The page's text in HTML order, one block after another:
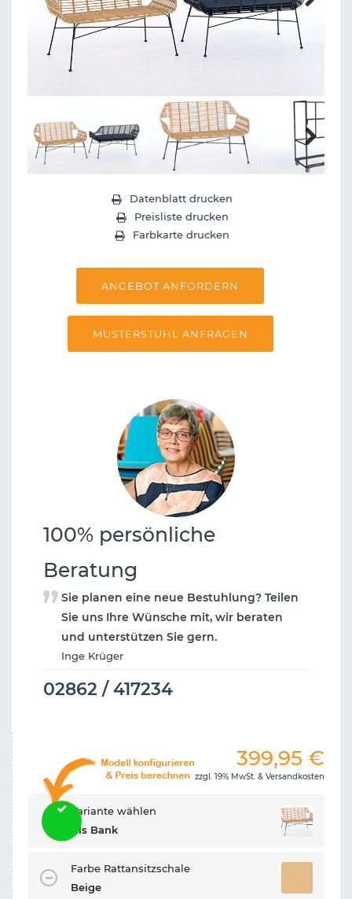
Next
Next
Datenblatt drucken
Preisliste drucken
Farbkarte drucken
ANGEBOT ANFORDERN
MUSTERSTUHL ANFRAGEN
100% persönliche
Beratung
Sie planen eine neue Bestuhlung? Teilen
Sie uns Ihre Wünsche mit, wir beraten
und unterstützen Sie gern.
Inge Krüger
02862 / 417234
399,95 €
zzgl. 19% MwSt. & Versandkosten
Variante wählen
Als Bank
Farbe Rattansitzschale
Beige